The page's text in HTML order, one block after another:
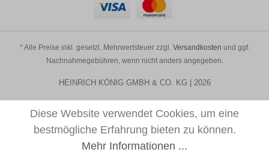
* Alle Preise inkl. gesetzl. Mehrwertsteuer zzgl. Versandkosten und ggf.
Nachnahmegebühren, wenn nicht anders angegeben.
HEINRICH KÖNIG GMBH & CO. KG | 2026
Diese Website verwendet Cookies, um eine
bestmögliche Erfahrung bieten zu können.
Mehr Informationen ...